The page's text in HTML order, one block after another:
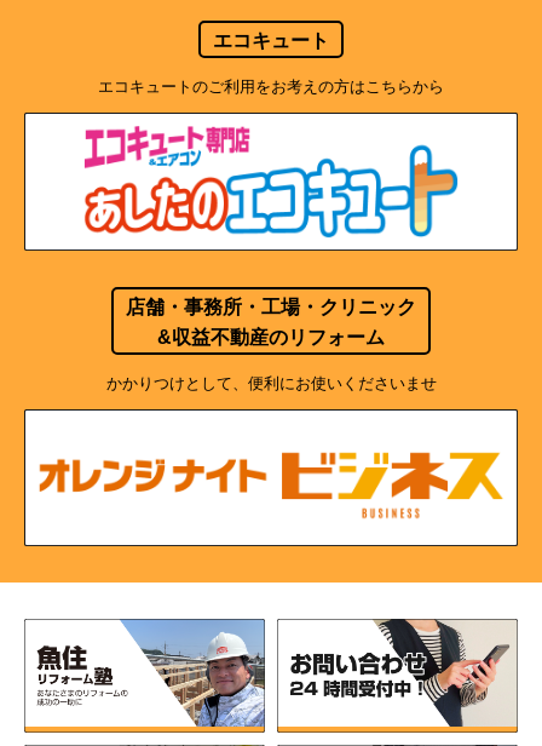
エコキュート
エコキュートのご利用をお考えの方はこちらから
店舗・事務所・工場・クリニック
&収益不動産のリフォーム
かかりつけとして、便利にお使いくださいませ